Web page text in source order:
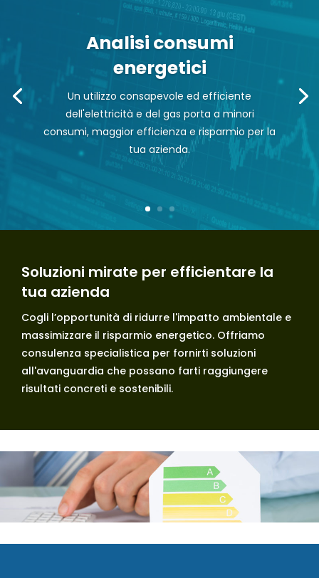
Analisi consumi
energetici
Un utilizzo consapevole ed efficiente
dell'elettricità e del gas porta a minori
consumi, maggior efficienza e risparmio per la
tua azienda.
Soluzioni mirate per efficientare la
tua azienda
Cogli l’opportunità di ridurre l'impatto ambientale e
massimizzare il risparmio energetico. Offriamo
consulenza specialistica per fornirti soluzioni
all'avanguardia che possano farti raggiungere
risultati concreti e sostenibili.